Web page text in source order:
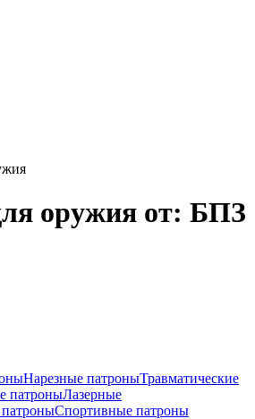
оружия от: БПЗ
Нарезные патроныТравматические
патроныЛазерные
Спортивные патроны